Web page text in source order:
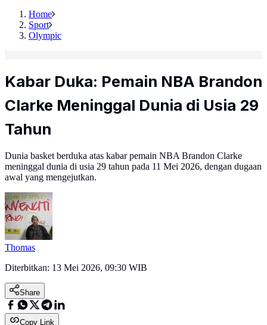
Home
Sport
Olympic
Kabar Duka: Pemain NBA Brandon
Clarke Meninggal Dunia di Usia 29
Tahun
Dunia basket berduka atas kabar pemain NBA Brandon Clarke
meninggal dunia di usia 29 tahun pada 11 Mei 2026, dengan dugaan
awal yang mengejutkan.
Thomas
Diterbitkan: 13 Mei 2026, 09:30 WIB
Share
Copy Link